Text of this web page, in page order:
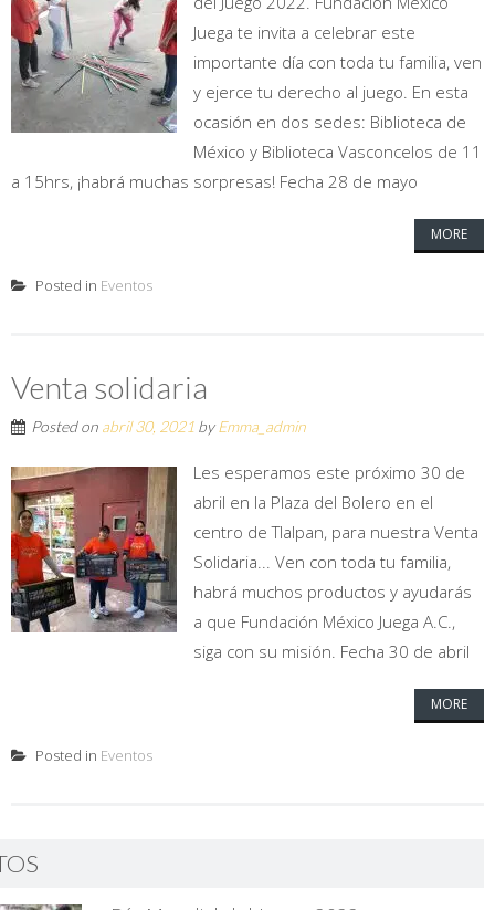
Juega te invita a celebrar este
importante día con toda tu familia, ven
y ejerce tu derecho al juego. En esta
ocasión en dos sedes: Biblioteca de
México y Biblioteca Vasconcelos de 11
a 15hrs, ¡habrá muchas sorpresas! Fecha 28 de mayo
MORE
Posted in Eventos
Venta solidaria
Posted on abril 30, 2021 byEmma_admin
Les esperamos este próximo 30 de
abril en la Plaza del Bolero en el
centro de Tlalpan, para nuestra Venta
Solidaria... Ven con toda tu familia,
habrá muchos productos y ayudarás
a que Fundación México Juega A.C.,
siga con su misión. Fecha 30 de abril
MORE
Posted in Eventos